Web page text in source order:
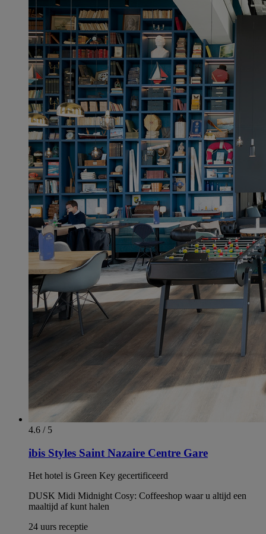
4.6 / 5
ibis Styles Saint Nazaire Centre Gare
Het hotel is Green Key gecertificeerd
DUSK Midi Midnight Cosy: Coffeeshop waar u altijd een
maaltijd af kunt halen
24 uurs receptie